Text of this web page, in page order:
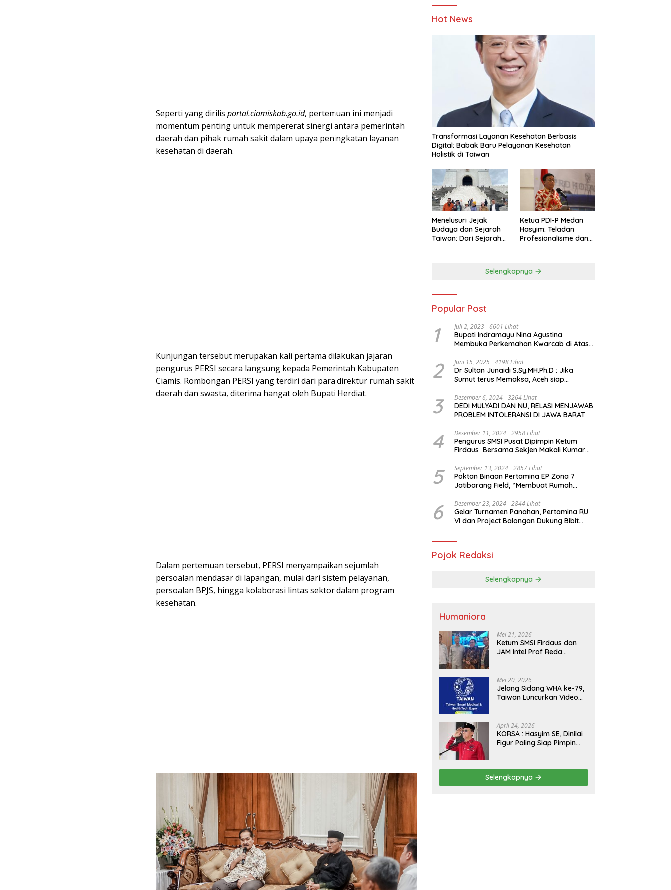
Seperti yang dirilis portal.ciamiskab.go.id, pertemuan ini menjadi
momentum penting untuk mempererat sinergi antara pemerintah
daerah dan pihak rumah sakit dalam upaya peningkatan layanan
kesehatan di daerah.
Kunjungan tersebut merupakan kali pertama dilakukan jajaran
pengurus PERSI secara langsung kepada Pemerintah Kabupaten
Ciamis. Rombongan PERSI yang terdiri dari para direktur rumah sakit
daerah dan swasta, diterima hangat oleh Bupati Herdiat.
Dalam pertemuan tersebut, PERSI menyampaikan sejumlah
persoalan mendasar di lapangan, mulai dari sistem pelayanan,
persoalan BPJS, hingga kolaborasi lintas sektor dalam program
kesehatan.
Hot News
Transformasi Layanan Kesehatan Berbasis
Digital: Babak Baru Pelayanan Kesehatan
Holistik di Taiwan
Menelusuri Jejak
Budaya dan Sejarah
Taiwan: Dari Sejarah
Sejarah Chiang Kai-
Ketua PDI-P Medan
Hasyim: Teladan
Profesionalisme dan
Selengkapnya
Popular Post
1 Juli 2, 2023 6601 Lihat
Bupati Indramayu Nina Agustina
Membuka Perkemahan Kwarcab di Atas
2 Juni 15, 2025 4198 Lihat
Dr Sultan Junaidi S.Sy.MH.Ph.D : Jika
Sumut terus Memaksa, Aceh siap
Internasional
3 Desember 6, 2024 3264 Lihat
DEDI MULYADI DAN NU, RELASI MENJAWAB
PROBLEM INTOLERANSI DI JAWA BARAT
4 Desember 11, 2024 2958 Lihat
Pengurus SMSI Pusat Dipimpin Ketum
Firdaus Bersama Sekjen Makali Kumar
Yusuf
5 September 13, 2024 2857 Lihat
Poktan Binaan Pertamina EP Zona 7
Jatibarang Field, “Membuat Rumah
Tikus
6 Desember 23, 2024 2844 Lihat
Gelar Turnamen Panahan, Pertamina RU
VI dan Project Balongan Dukung Bibit
Pojok Redaksi
Selengkapnya
Humaniora
Mei 21, 2026
Ketum SMSI Firdaus dan
JAM Intel Prof Reda
SMSI Sukseskan Jaga
Desa dan Jaga Dapur
MBG, Perkuat Pengawasan
Mei 20, 2026
Jelang Sidang WHA ke-79,
Taiwan Luncurkan Video
Inovasi Kesehatan Global
April 24, 2026
KORSA : Hasyim SE, Dinilai
Figur Paling Siap Pimpin
Selengkapnya